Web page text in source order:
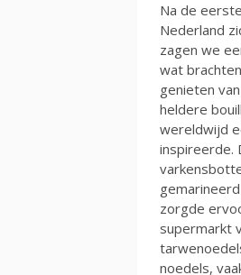
Na de
Nederland
zagen we
wat
genieten
heldere
wereldwijd
inspireerde.
zorgde
supermarkt
noedels,